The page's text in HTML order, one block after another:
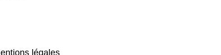
légales